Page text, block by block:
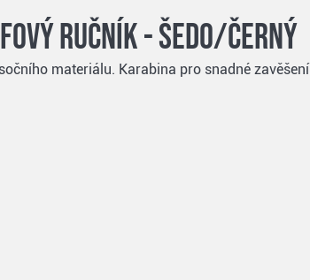
ručník - šedo/černý
materiálu. Karabina pro snadné